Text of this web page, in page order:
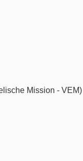
Mission - VEM)